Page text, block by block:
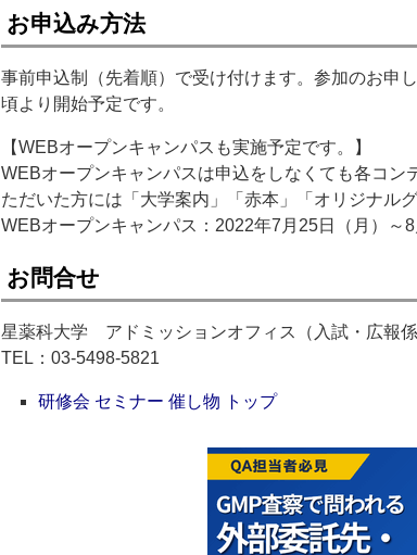
お申込み方法
事前申込制（先着順）で受け付けます。参加のお申
頃より開始予定です。
【WEBオープンキャンパスも実施予定です。】
WEBオープンキャンパスは申込をしなくても各コン
ただいた方には「大学案内」「赤本」「オリジナル
WEBオープンキャンパス：2022年7月25日（月）～8
お問合せ
星薬科大学 アドミッションオフィス（入試・広報係
TEL：03-5498-5821
研修会 セミナー 催し物 トップ